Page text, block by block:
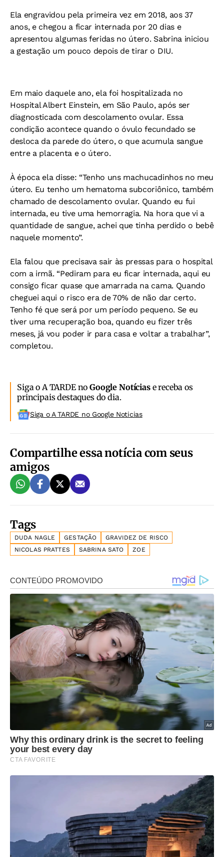
Ela engravidou pela primeira vez em 2018, aos 37
anos, e chegou a ficar internada por 20 dias e
apresentou algumas feridas no útero. Sabrina iniciou
a gestação um pouco depois de tirar o DIU.
Em maio daquele ano, ela foi hospitalizada no
Hospital Albert Einstein, em São Paulo, após ser
diagnosticada com descolamento ovular. Essa
condição acontece quando o óvulo fecundado se
desloca da parede do útero, o que acumula sangue
entre a placenta e o útero.
À época ela disse: “Tenho uns machucadinhos no meu
útero. Eu tenho um hematoma subcoriônico, também
chamado de descolamento ovular. Quando eu fui
internada, eu tive uma hemorragia. Na hora que vi a
quantidade de sangue, achei que tinha perdido o bebê
naquele momento”.
Ela falou que precisava sair às pressas para o hospital
com a irmã. “Pediram para eu ficar internada, aqui eu
consigo ficar quase que amarrada na cama. Quando
cheguei aqui o risco era de 70% de não dar certo.
Tenho fé que será por um período pequeno. Se eu
tiver uma recuperação boa, quando eu fizer três
meses, já vou poder ir para casa e voltar a trabalhar”,
completou.
Siga o A TARDE noGoogle Notíciase receba os
principais destaques do dia.
Siga o A TARDE no Google Noticias
Compartilhe essa notícia com seus
amigos
Tags
DUDA NAGLE GESTAÇÃO
GRAVIDEZ DE RISCO
NICOLAS PRATTES
SABRINA SATO ZOE